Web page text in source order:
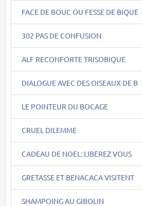
FACE DE BOUC OU FESSE DE BIQUE
302 PAS DE CONFUSION
ALF RECONFORTE TRISOBIQUE
DIALOGUE AVEC DES OISEAUX DE B
LE POINTEUR DU BOCAGE
CRUEL DILEMME
CADEAU DE NOEL: LIBEREZ VOUS
GRETASSE ET BENACACA VISITENT
SHAMPOING AU GIBOLIN